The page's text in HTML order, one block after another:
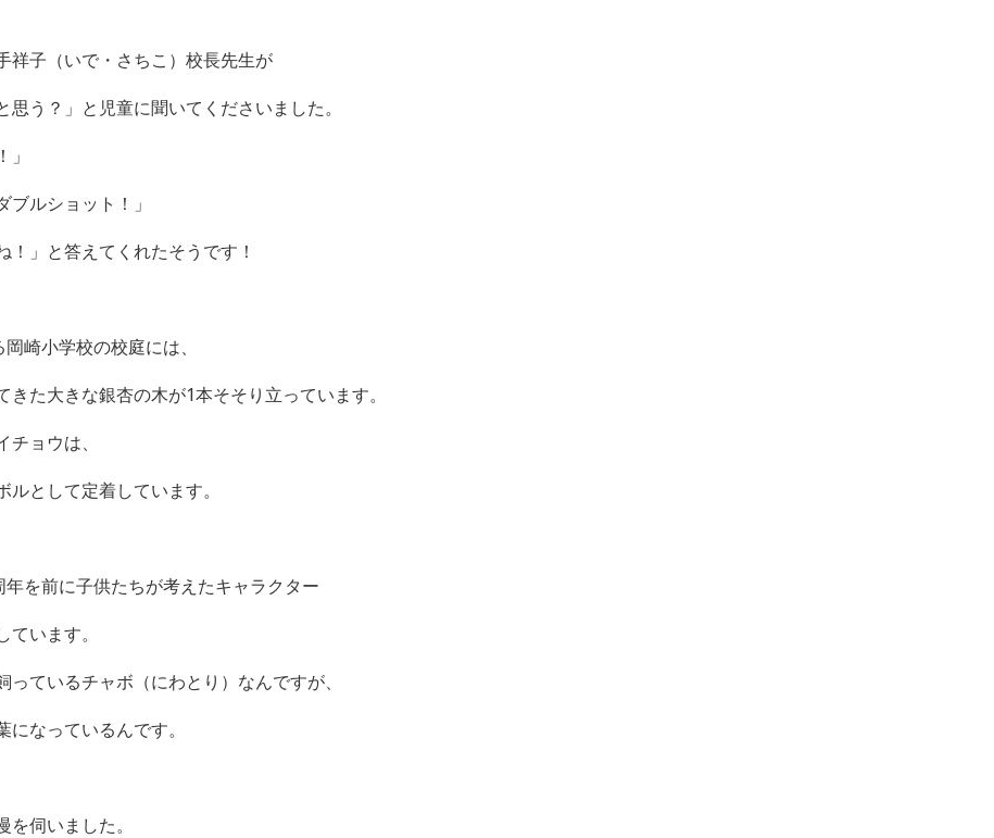
祥子（いで・さちこ）校長先生が
思う？」と児童に聞いてくださいました。
ブルショット！」
！」と答えてくれたそうです！
崎小学校の校庭には、
きた大きな銀杏の木が1本そそり立っています。
ョウは、
として定着しています。
年を前に子供たちが考えたキャラクター
ています。
ているチャボ（にわとり）なんですが、
になっているんです。
伺いました。